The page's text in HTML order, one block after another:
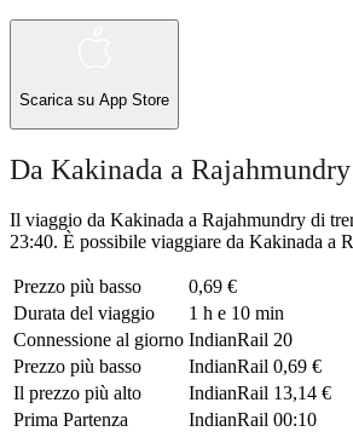
Scarica su App Store
Da Kakinada a
Il viaggio da Kakinada a Rajahmundry di
23:40. È possibile viaggiare da Kakinada a
Prezzo più basso
0,69 €
Durata del viaggio
1 h e 10 min
Connessione al giorno IndianRail 20
Prezzo più basso
IndianRail 0,69 €
Il prezzo più alto
IndianRail 13,14 €
Prima Partenza
IndianRail 00:10